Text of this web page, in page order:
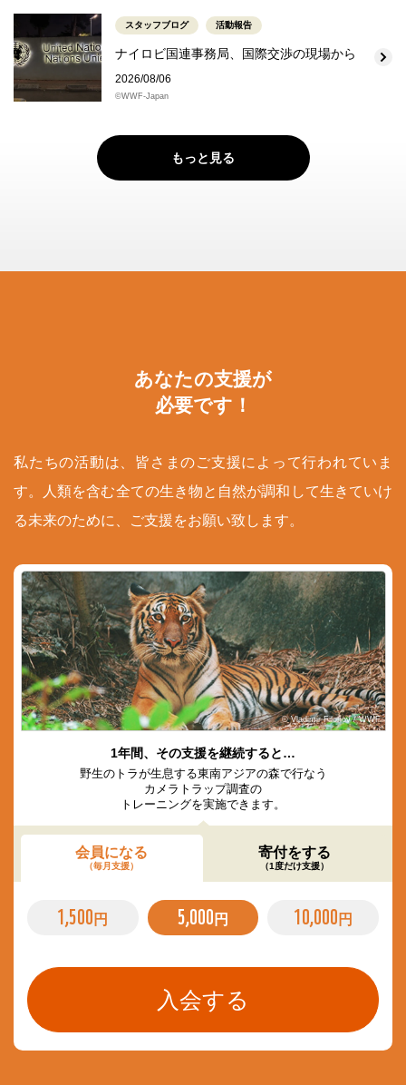
スタッフブログ 活動報告
ナイロビ国連事務局、国際交渉の現場から
2026/08/06
©WWF-Japan
もっと見る
あなたの支援が
必要です！
私たちの活動は、皆さまのご支援によって行われていま
す。人類を含む全ての生き物と自然が調和して生きていけ
る未来のために、ご支援をお願い致します。
© Vladimir Filonov / WWF
1年間、その支援を継続すると…
野生のトラが生息する東南アジアの森で行なう
カメラトラップ調査の
トレーニングを実施できます。
会員になる
（毎月支援）
寄付をする
（1度だけ支援）
1,500 円 5,000 円 10,000 円